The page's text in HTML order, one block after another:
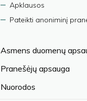
Apklausos
Pateikti anoniminį
Asmens duomenų
Pranešėjų apsauga
Nuorodos